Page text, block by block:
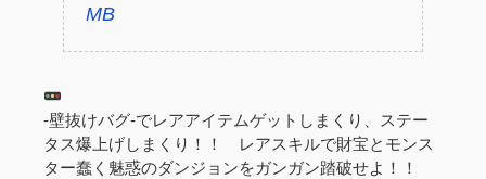
MB
-壁抜けバグ-でレアアイテムゲットしまくり、ステー
タス爆上げしまくり！！ レアスキルで財宝とモンス
ター蠢く魅惑のダンジョンをガンガン踏破せよ！！